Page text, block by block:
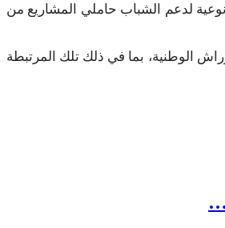
نوعية لدعم الشباب حاملي المشاريع من
الوطنية، بما في ذلك تلك المرتبطة